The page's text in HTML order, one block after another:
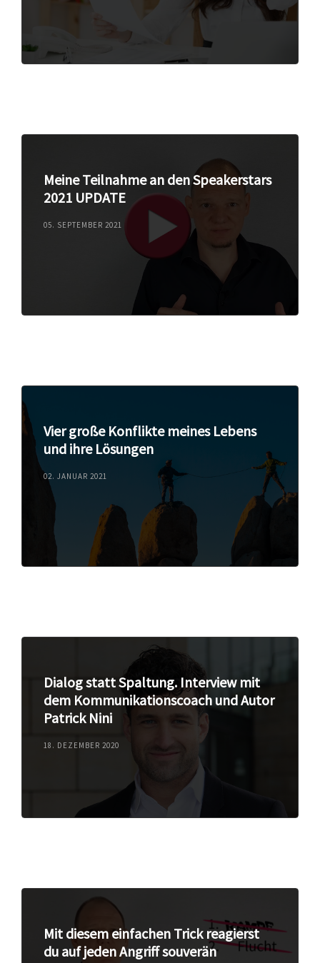
Meine Teilnahme an den Speakerstars
2021 UPDATE
05. SEPTEMBER 2021
Vier große Konflikte meines Lebens
und ihre Lösungen
02. JANUAR 2021
Dialog statt Spaltung. Interview mit
dem Kommunikationscoach und Autor
Patrick Nini
18. DEZEMBER 2020
Mit diesem einfachen Trick reagierst
du auf jeden Angriff souverän